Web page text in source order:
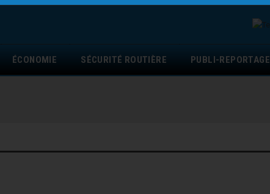
ÉCONOMIE SÉCURITÉ ROUTIÈRE PUBLI-REPORTAGE